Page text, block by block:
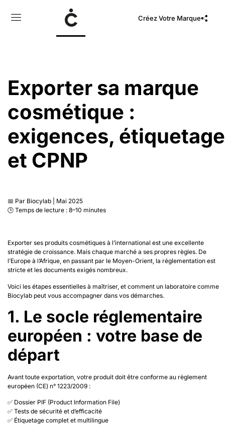
Créez Votre Marque
Exporter sa marque
cosmétique :
exigences, étiquetage
et CPNP
📅 Par Biocylab | Mai 2025
🕒 Temps de lecture : 8–10 minutes
Exporter ses produits cosmétiques à l’international est une excellente
stratégie de croissance. Mais chaque marché a ses propres règles. De
l’Europe à l’Afrique, en passant par le Moyen-Orient, la réglementation est
stricte et les documents exigés nombreux.
Voici les étapes essentielles à maîtriser, et comment un laboratoire comme
Biocylab peut vous accompagner dans vos démarches.
1. Le socle réglementaire
européen : votre base de
départ
Avant toute exportation, votre produit doit être conforme au règlement
européen (CE) n° 1223/2009 :
✅ Dossier PIF (Product Information File)
✅ Tests de sécurité et d’efficacité
✅ Étiquetage complet et multilingue